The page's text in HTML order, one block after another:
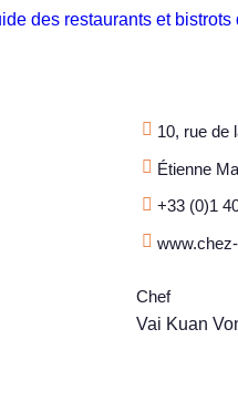
10, rue de
Étienne
+33 (0)1
Chef
Vai Kuan